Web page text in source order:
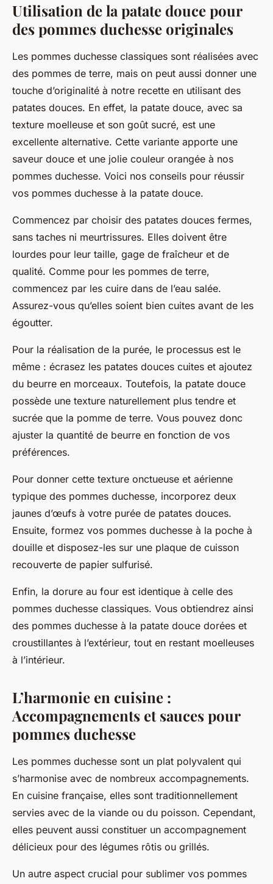
Utilisation de la patate douce pour
des pommes duchesse originales
Les pommes duchesse classiques sont réalisées avec
des pommes de terre, mais on peut aussi donner une
touche d’originalité à notre recette en utilisant des
patates douces. En effet, la patate douce, avec sa
texture moelleuse et son goût sucré, est une
excellente alternative. Cette variante apporte une
saveur douce et une jolie couleur orangée à nos
pommes duchesse. Voici nos conseils pour réussir
vos pommes duchesse à la patate douce.
Commencez par choisir des patates douces fermes,
sans taches ni meurtrissures. Elles doivent être
lourdes pour leur taille, gage de fraîcheur et de
qualité. Comme pour les pommes de terre,
commencez par les cuire dans de l’eau salée.
Assurez-vous qu’elles soient bien cuites avant de les
égoutter.
Pour la réalisation de la purée, le processus est le
même : écrasez les patates douces cuites et ajoutez
du beurre en morceaux. Toutefois, la patate douce
possède une texture naturellement plus tendre et
sucrée que la pomme de terre. Vous pouvez donc
ajuster la quantité de beurre en fonction de vos
préférences.
Pour donner cette texture onctueuse et aérienne
typique des pommes duchesse, incorporez deux
jaunes d’œufs à votre purée de patates douces.
Ensuite, formez vos pommes duchesse à la poche à
douille et disposez-les sur une plaque de cuisson
recouverte de papier sulfurisé.
Enfin, la dorure au four est identique à celle des
pommes duchesse classiques. Vous obtiendrez ainsi
des pommes duchesse à la patate douce dorées et
croustillantes à l’extérieur, tout en restant moelleuses
à l’intérieur.
L’harmonie en cuisine :
Accompagnements et sauces pour
pommes duchesse
Les pommes duchesse sont un plat polyvalent qui
s’harmonise avec de nombreux accompagnements.
En cuisine française, elles sont traditionnellement
servies avec de la viande ou du poisson. Cependant,
elles peuvent aussi constituer un accompagnement
délicieux pour des légumes rôtis ou grillés.
Un autre aspect crucial pour sublimer vos pommes